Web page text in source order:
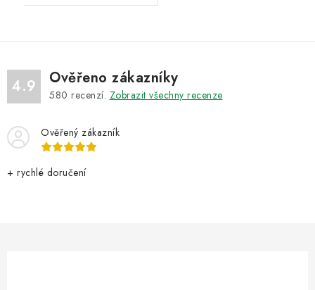
4.9 Ověřeno zákazníky
580 recenzí. Zobrazit všechny recenze
Ověřený zákazník
+ rychlé doručení